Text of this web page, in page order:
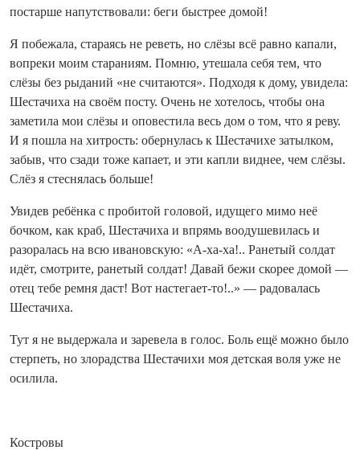
постарше напутствовали: беги быстрее домой!
Я побежала, стараясь не реветь, но слёзы всё равно капали,
вопреки моим стараниям. Помню, утешала себя тем, что
слёзы без рыданий «не считаются». Подходя к дому, увидела:
Шестачиха на своём посту. Очень не хотелось, чтобы она
заметила мои слёзы и оповестила весь дом о том, что я реву.
И я пошла на хитрость: обернулась к Шестачихе затылком,
забыв, что сзади тоже капает, и эти капли виднее, чем слёзы.
Слёз я стеснялась больше!
Увидев ребёнка с пробитой головой, идущего мимо неё
бочком, как краб, Шестачиха и впрямь воодушевилась и
разоралась на всю ивановскую: «А-ха-ха!.. Ранетый солдат
идёт, смотрите, ранетый солдат! Давай бежи скорее домой —
отец тебе ремня даст! Вот настегает-то!..» — радовалась
Шестачиха.
Тут я не выдержала и заревела в голос. Боль ещё можно было
стерпеть, но злорадства Шестачихи моя детская воля уже не
осилила.
Костровы